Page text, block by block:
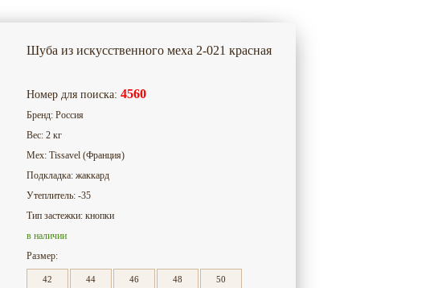
Шуба из искусственного меха 2-021 красная
Номер для поиска: 4560
Бренд: Россия
Вес: 2 кг
Мех: Tissavel (Франция)
Подкладка: жаккард
Утеплитель: -35
Тип застежки: кнопки
в наличии
Размер:
42 44 46 48 50